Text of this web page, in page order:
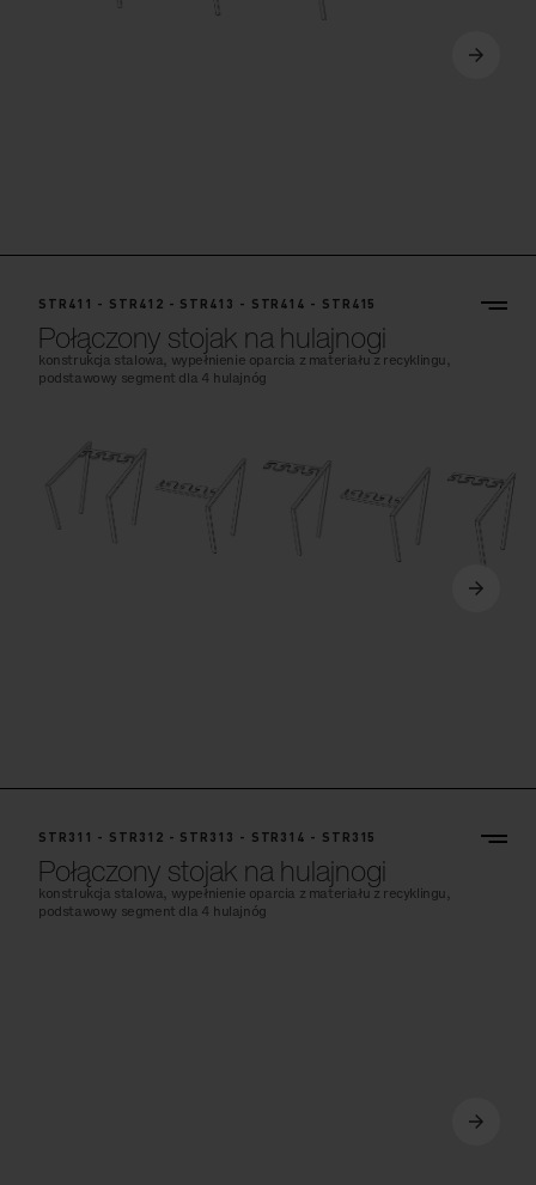
STR411 - STR412 - STR413 - STR414 - STR415
Połączony stojak na hulajnogi
konstrukcja stalowa, wypełnienie oparcia z materiału z recyklingu,
podstawowy segment dla 4 hulajnóg
STR311 - STR312 - STR313 - STR314 - STR315
Połączony stojak na hulajnogi
konstrukcja stalowa, wypełnienie oparcia z materiału z recyklingu,
podstawowy segment dla 4 hulajnóg